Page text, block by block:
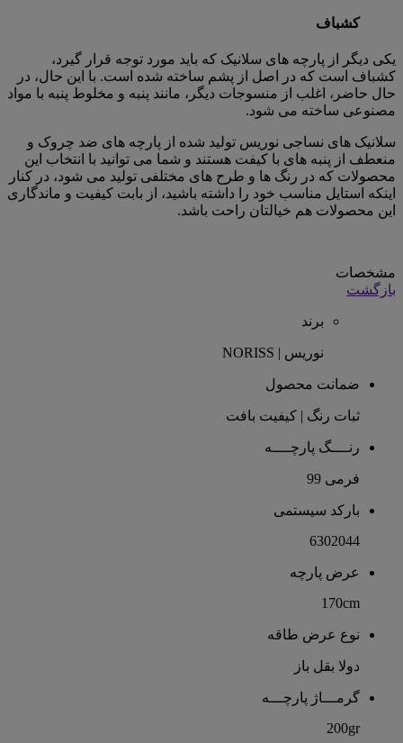
کشباف
یکی دیگر از پارچه های سلانیک که باید مورد توجه قرار گیرد،
کشباف است که در اصل از پشم ساخته شده است. با این حال، در
حال حاضر، اغلب از منسوجات دیگر، مانند پنبه و مخلوط پنبه با مواد
مصنوعی ساخته می شود.
سلانیک های نساجی نوریس تولید شده از پارچه های ضد چروک و
منعطف از پنبه های با کیفت هستند و شما می توانید با انتخاب این
محصولات که در رنگ ها و طرح های مختلفی تولید می شود، در کنار
اینکه استایل مناسب خود را داشته باشید، از بابت کیفیت و ماندگاری
این محصولات هم خیالتان راحت باشد.
مشخصات
بازگشت
برند
نوریس | NORISS
ضمانت محصول
ثبات رنگ | کیفیت بافت
رنــــگ پارچــــه
فرمی 99
بارکد سیستمی
6302044
عرض پارچه
170cm
نوع عرض طاقه
دولا بقل باز
گرمـــاژ پارچـــه
200gr